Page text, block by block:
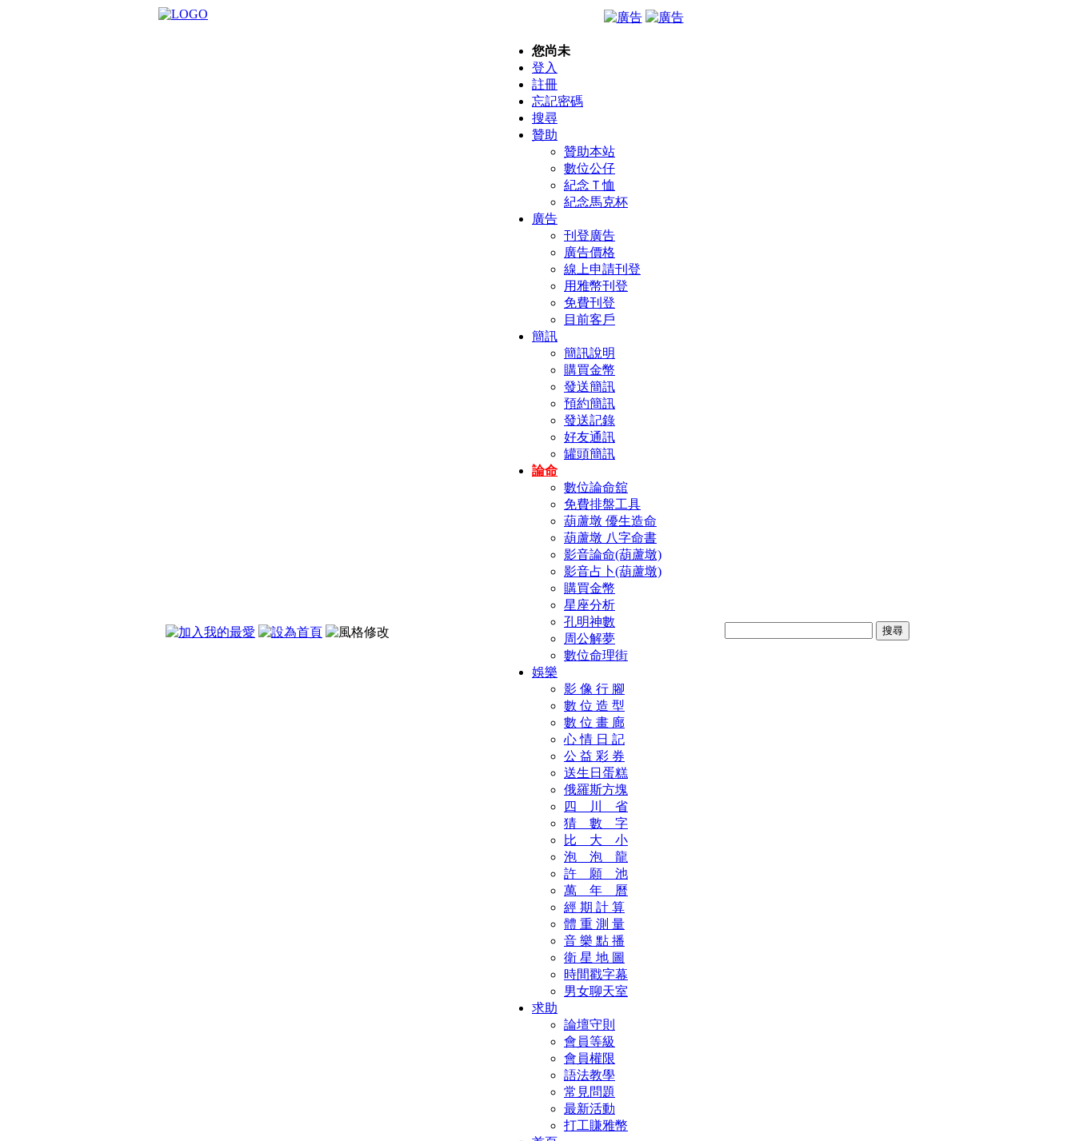
您尚未
登入
註冊
忘記密碼
搜尋
贊助
贊助本站
數位公仔
紀念Ｔ恤
紀念馬克杯
廣告
刊登廣告
廣告價格
線上申請刊登
用雅幣刊登
免費刊登
目前客戶
簡訊
簡訊說明
購買金幣
發送簡訊
預約簡訊
發送記錄
好友通訊
罐頭簡訊
論命
數位論命舘
免費排盤工具
葫蘆墩 優生造命
葫蘆墩 八字命書
影音論命(葫蘆墩)
影音占卜(葫蘆墩)
購買金幣
星座分析
孔明神數
周公解夢
數位命理街
娛樂
影 像 行 腳
數 位 造 型
數 位 畫 廊
心 情 日 記
公 益 彩 券
送生日蛋糕
俄羅斯方塊
四 川 省
猜 數 字
比 大 小
泡 泡 龍
許 願 池
萬 年 曆
經 期 計 算
體 重 測 量
音 樂 點 播
衛 星 地 圖
時間戳字幕
男女聊天室
求助
論壇守則
會員等級
會員權限
語法教學
常見問題
最新活動
打工賺雅幣